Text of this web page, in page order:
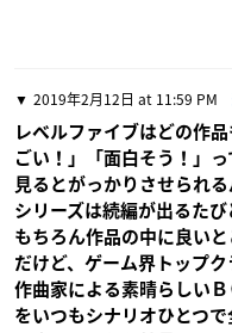
2019年2月12日 at 11:59 PM
レベルファイブはどの作
ごい！」「面白そう！」
見るとがっかりさせられ
シリーズは続編が出るたび
もちろん作品の中に良い
だけど、ゲーム界トップ
作曲家による素晴らしい
をいつもシナリオひとつで